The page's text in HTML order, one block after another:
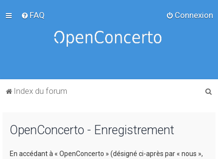
FAQ Connexion
Index du forum
OpenConcerto - Enregistrement
En accédant à « OpenConcerto » (désigné ci-après par « nous »,